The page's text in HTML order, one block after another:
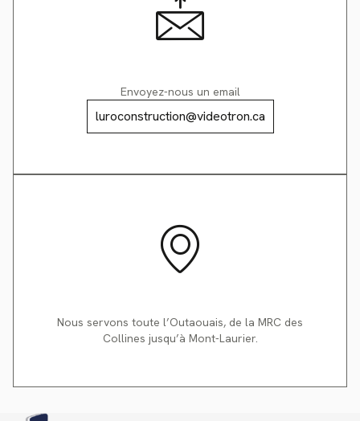
Envoyez-nous un email
luroconstruction@videotron.ca
Nous servons toute l’Outaouais, de la MRC des
Collines jusqu’à Mont-Laurier.